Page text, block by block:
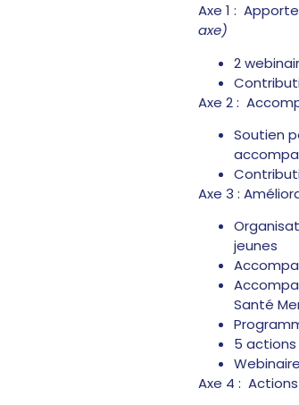
Axe 1 :
axe)
2
Axe 2 :
Soutien
Axe 3 :
jeunes
Santé
5
Axe 4 :